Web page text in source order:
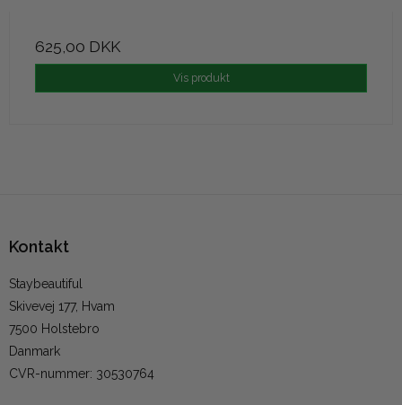
625,00 DKK
Vis produkt
Kontakt
Staybeautiful
Skivevej 177, Hvam
7500 Holstebro
Danmark
CVR-nummer: 30530764